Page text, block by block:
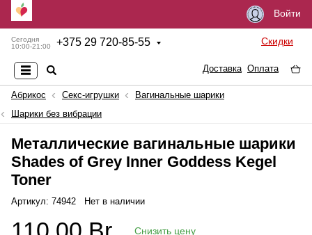
Войти
Сегодня
10:00-21:00
+375 29 720-85-55 Скидки
Доставка Оплата
Абрикос Секс-игрушки
Вагинальные шарики
Шарики без вибрации
Металлические вагинальные шарики
Shades of Grey Inner Goddess Kegel
Toner
Артикул: 74942 Нет в наличии
Снизить цену